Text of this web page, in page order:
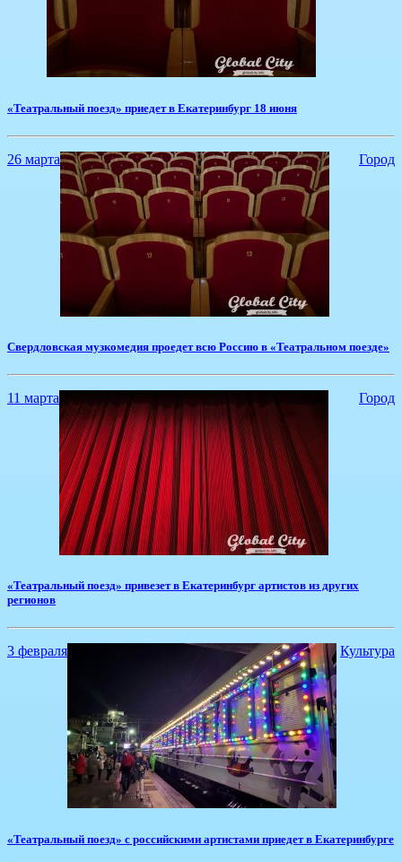
«Театральный поезд» приедет в Екатеринбург 18 июня
26 марта Город
​Свердловская музкомедия проедет всю Россию в «Театральном поезде»
11 марта Город
​«Театральный поезд» привезет в Екатеринбург артистов из других
регионов
3 февраля Культура
«Театральный поезд» с российскими артистами приедет в Екатеринбурге